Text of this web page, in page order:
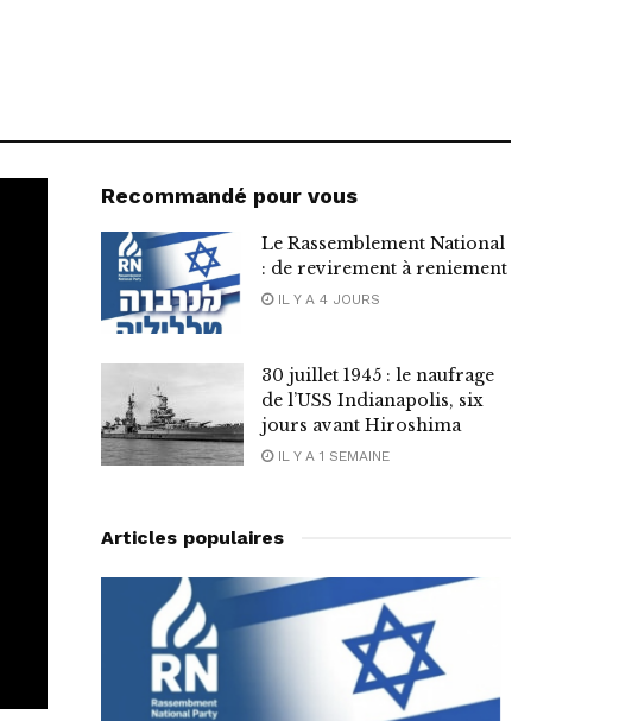
Recommandé pour vous
Le Rassemblement National
: de revirement à reniement
IL Y A 4 JOURS
30 juillet 1945 : le naufrage
de l’USS Indianapolis, six
jours avant Hiroshima
IL Y A 1 SEMAINE
Articles populaires